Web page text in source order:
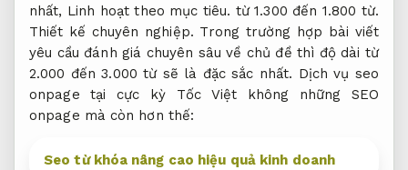
nhất, Linh hoạt theo mục tiêu. từ 1.300 đến 1.800 từ.
Thiết kế chuyên nghiệp. Trong trường hợp bài viết
yêu cầu đánh giá chuyên sâu về chủ đề thì độ dài từ
2.000 đến 3.000 từ sẽ là đặc sắc nhất. Dịch vụ seo
onpage tại cực kỳ Tốc Việt không những SEO
onpage mà còn hơn thế:
Seo từ khóa nâng cao hiệu quả kinh doanh